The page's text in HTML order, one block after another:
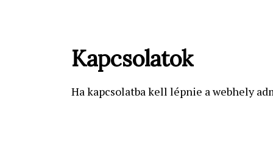
Kapcsolatok
Ha kapcsolatba kell lépnie a webhely